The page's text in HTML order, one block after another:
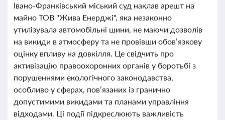
Івано-Франківський міський суд наклав арешт на
майно ТОВ "Жива Енерджі", яка незаконно
утилізувала автомобільні шини, не маючи дозволів
на викиди в атмосферу та не провівши обов’язкову
оцінку впливу на довкілля. Це свідчить про
активізацію правоохоронних органів у боротьбі з
порушеннями екологічного законодавства,
особливо у сферах, пов’язаних із гранично
допустимими викидами та планами управління
відходами. Ці події підкреслюють важливість